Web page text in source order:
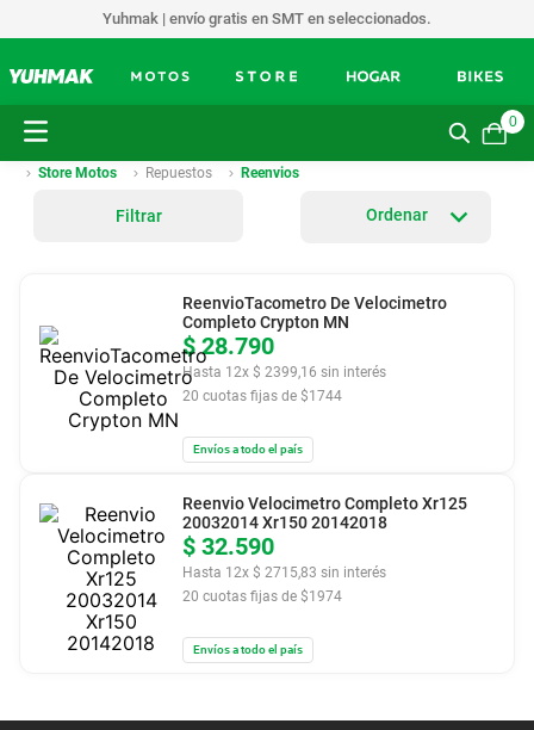
Yuhmak | envío gratis en SMT en seleccionados.
0
Store Motos Repuestos Reenvios
Filtrar
$ 28.790
Hasta 12x $ 2399,16 sin interés
20 cuotas fijas de $1744
ReenvioTacometro De Velocimetro
Completo Crypton MN
Envíos a todo el país
$ 32.590
Hasta 12x $ 2715,83 sin interés
20 cuotas fijas de $1974
Reenvio Velocimetro Completo Xr125
20032014 Xr150 20142018
Envíos a todo el país